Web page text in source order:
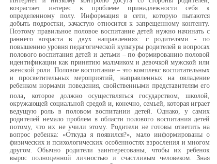
возрастает интерес к проблеме принадлежности себя к
определенному полу. Информация в сети, которую пытаются
добыть подростки, зачастую относится к запрещенному контенту.
Поэтому правильное половое воспитание детей нужно начинать с
раннего возраста в двух направлениях: с родителями - по
повышению уровня педагогической культуры родителей в вопросах
полового воспитания детей и детьми – по формированию половой
идентификации как принятию мальчиком и девочкой мужской или
женской роли. Половое воспитание – это комплекс воспитательных
и просветительных мероприятий, направленных на овладение
ребенком нормами поведения, свойственными представителям его
пола,
которое должно осуществляться государством, школой,
окружающей социальной средой и, конечно, семьей, которая играет
ведущую роль в половом воспитании детей. Однако, у самих
родителей немало проблем в области полового воспитания детей
потому, что их не учили этому. Родители не готовы ответить на
вопрос ребенка: «Откуда я появился?», мало информированы о
физических и психологических особенностях взросления и многом
другом. Обычно родители заинтересованы, чтобы их ребенок
вырос полноценной личностью и счастливым человеком. Зная